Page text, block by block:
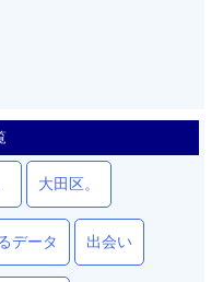
大田区。
データ 出会い